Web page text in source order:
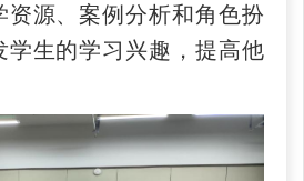
资源、案例分析和角色扮
学生的学习兴趣，提高他